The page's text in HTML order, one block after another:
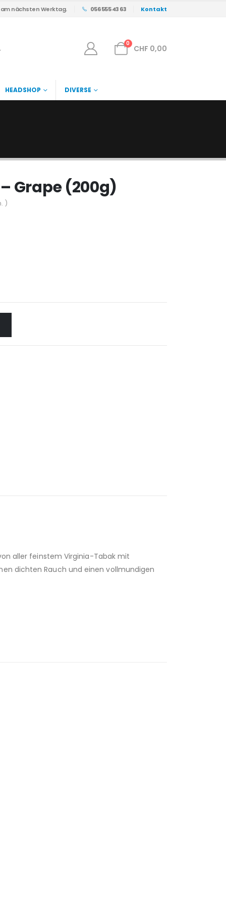
nächsten Werktag. 056 555 43 63 Kontakt
0
CHF 0,00
HEADSHOP DIVERSE
Grape (200g)
)
aller feinstem Virginia-Tabak mit
dichten Rauch und einen vollmundigen